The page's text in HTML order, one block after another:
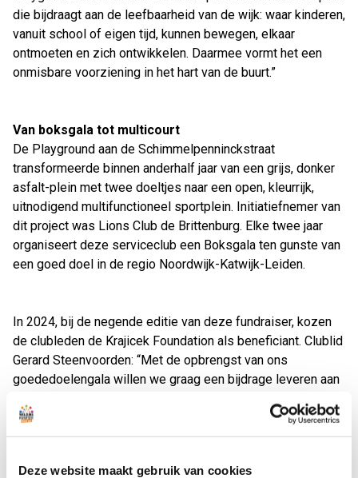
Deze website maakt gebruik van cookies
die bijdraagt aan de leefbaarheid van de wijk: waar kinderen,
vanuit school of eigen tijd, kunnen bewegen, elkaar
ontmoeten en zich ontwikkelen. Daarmee vormt het een
onmisbare voorziening in het hart van de buurt.”
Van boksgala tot multicourt
De Playground aan de Schimmelpenninckstraat
transformeerde binnen anderhalf jaar van een grijs, donker
asfalt-plein met twee doeltjes naar een open, kleurrijk,
uitnodigend multifunctioneel sportplein. Initiatiefnemer van
dit project was Lions Club de Brittenburg. Elke twee jaar
organiseert deze serviceclub een Boksgala ten gunste van
een goed doel in de regio Noordwijk-Katwijk-Leiden.
In 2024, bij de negende editie van deze fundraiser, kozen
de clubleden de Krajicek Foundation als beneficiant. Clublid
Gerard Steenvoorden: “Met de opbrengst van ons
goededoelengala willen we graag een bijdrage leveren aan
met de Krajicek Foundation en de gemeente is deze mooie
Playground voor elkaar gebokst. Zo kunnen de kinderen uit